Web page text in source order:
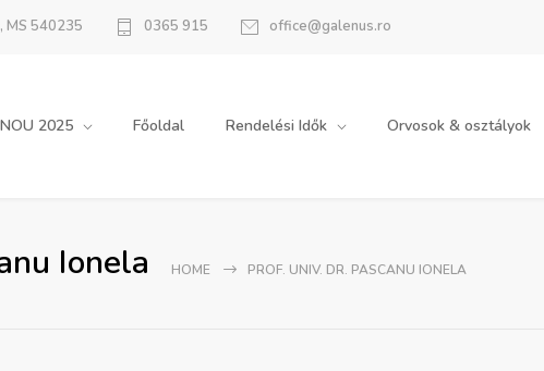
MS 540235 0365 915 office@galenus.ro
NOU 2025 Főoldal Rendelési Idők Orvosok & osztályok
Ionela HOME PROF. UNIV. DR. PASCANU IONELA